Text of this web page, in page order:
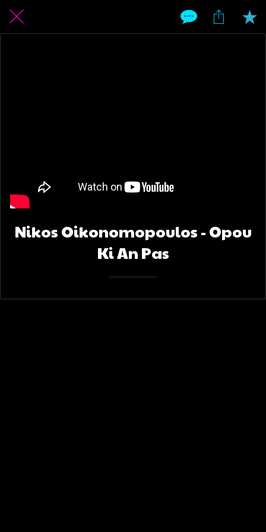
Nikos Oikonomopoulos - Opou
Ki An Pas